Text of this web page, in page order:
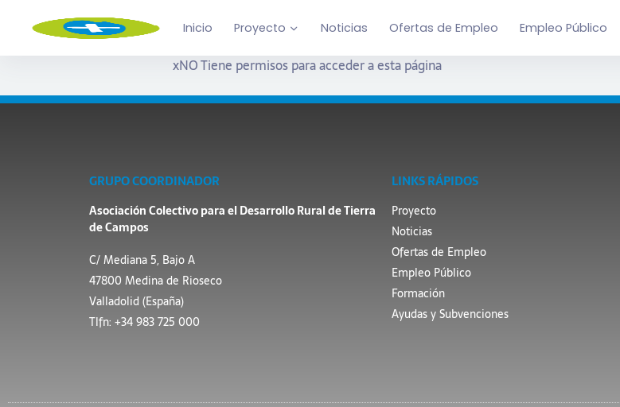
Inicio Proyecto Noticias Ofertas de Empleo Empleo Público
xNO Tiene permisos para acceder a esta página
GRUPO COORDINADOR
Asociación Colectivo para el Desarrollo Rural de Tierra
de Campos
C/ Mediana 5, Bajo A
47800 Medina de Rioseco
Valladolid (España)
Tlfn: +34 983 725 000
LINKS RÁPIDOS
Proyecto
Noticias
Ofertas de Empleo
Empleo Público
Formación
Ayudas y Subvenciones